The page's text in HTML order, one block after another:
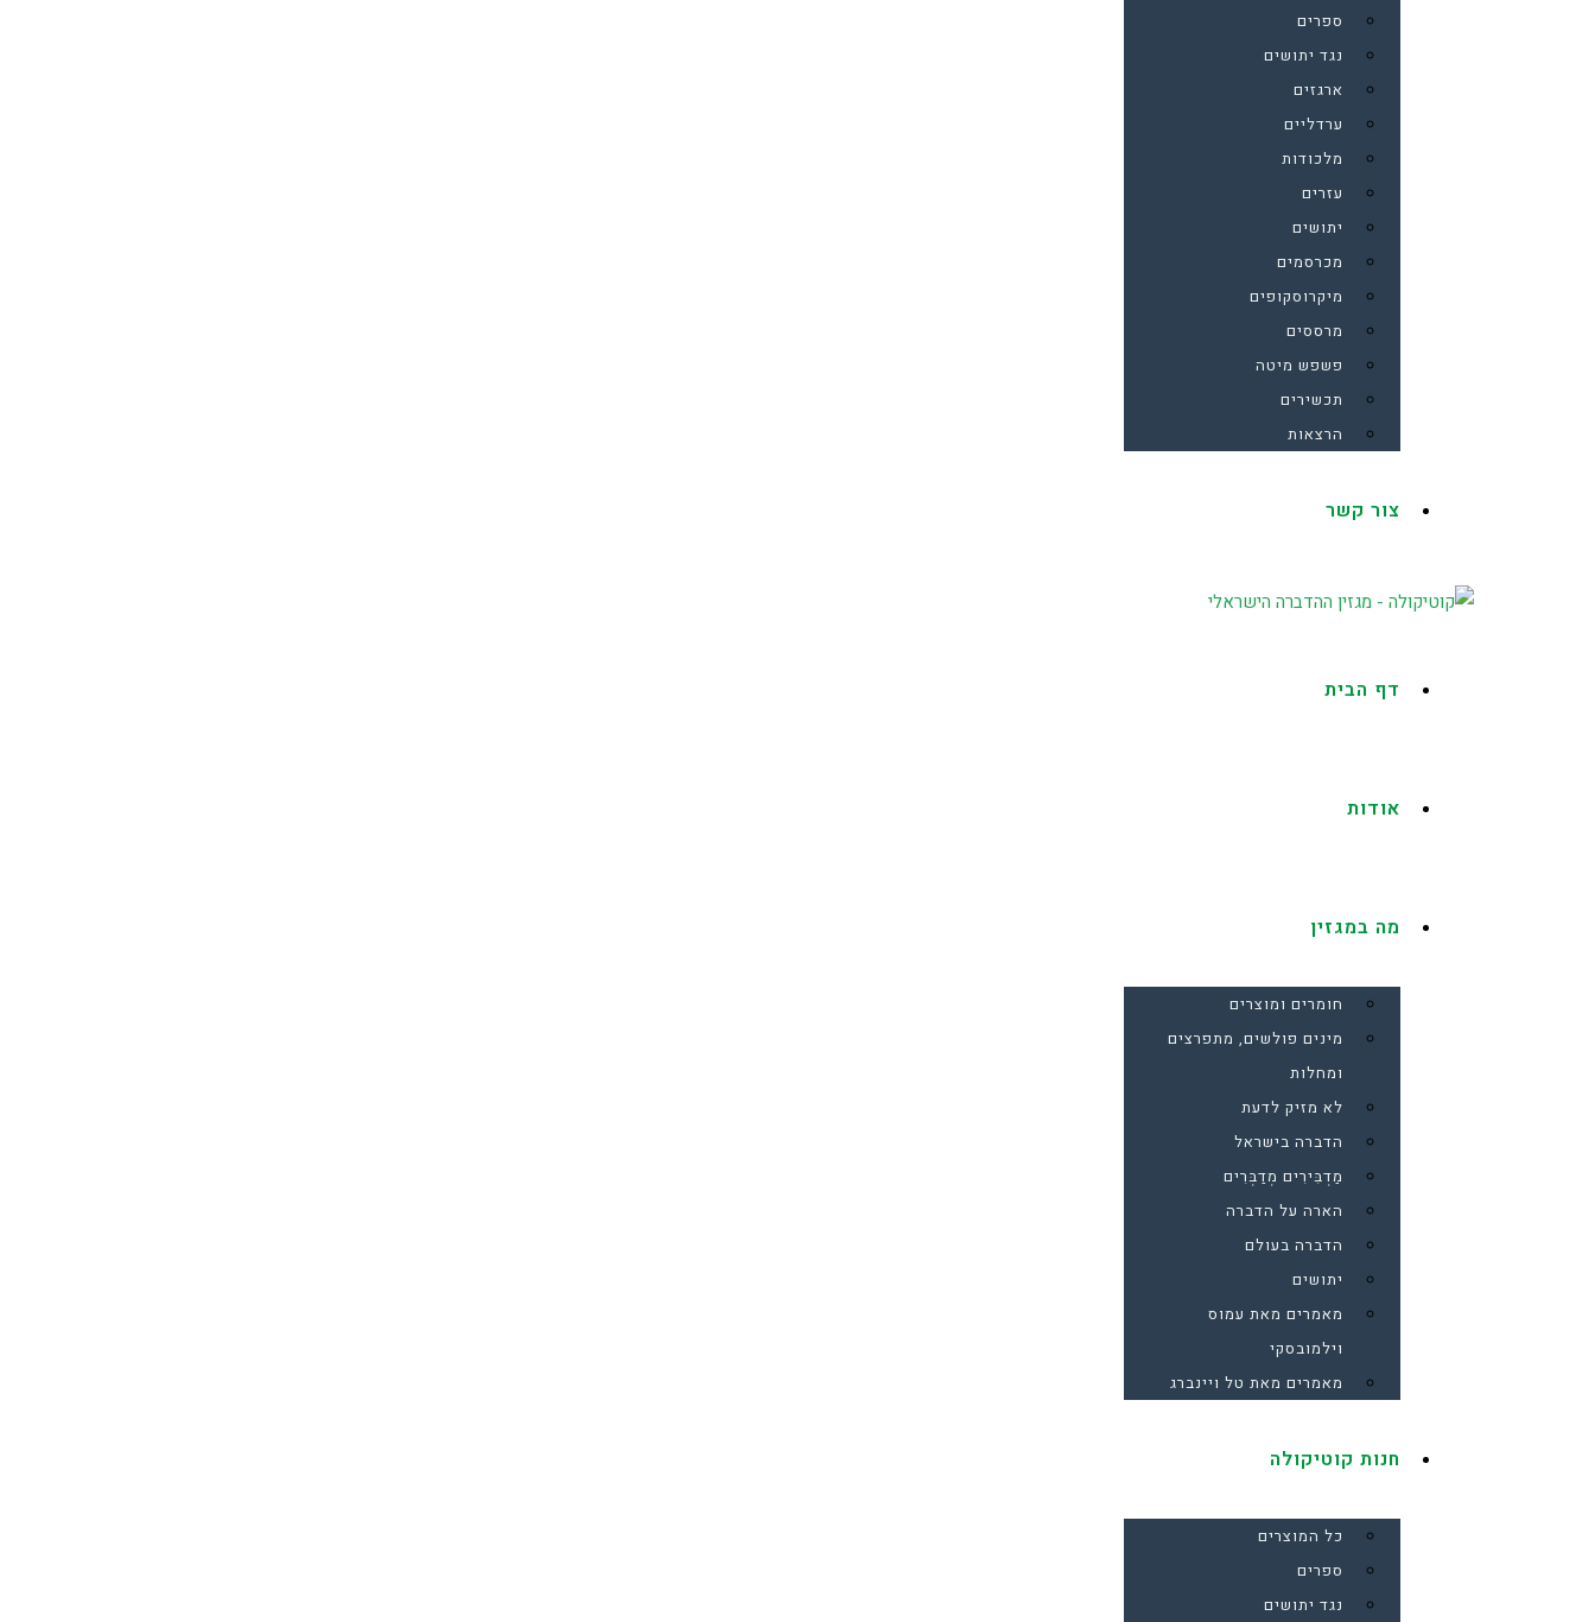
ספרים
נגד יתושים
ארגזים
ערדליים
מלכודות
עזרים
יתושים
מכרסמים
מיקרוסקופים
מרססים
פשפש מיטה
תכשירים
הרצאות
צור קשר
דף הבית
אודות
מה במגזין
חומרים ומוצרים
מינים פולשים, מתפרצים
ומחלות
לא מזיק לדעת
הדברה בישראל
מַדְבִּירִים מְדַבְּרִים
הארה על הדברה
הדברה בעולם
יתושים
מאמרים מאת עמוס
וילמובסקי
מאמרים מאת טל ויינברג
חנות קוטיקולה
כל המוצרים
ספרים
נגד יתושים